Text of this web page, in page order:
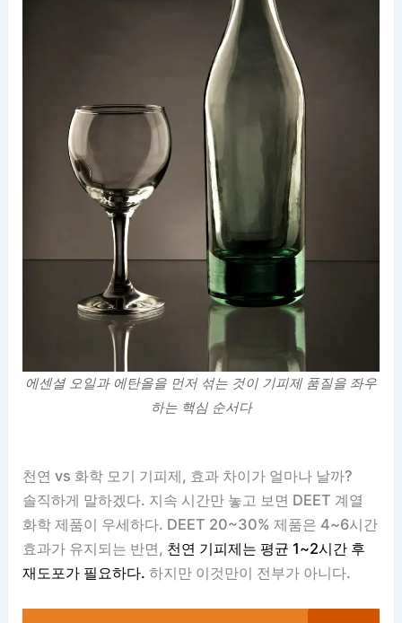
에센셜 오일과 에탄올을 먼저 섞는 것이 기피제 품질을 좌우
하는 핵심 순서다
천연 vs 화학 모기 기피제, 효과 차이가 얼마나 날까?
솔직하게 말하겠다. 지속 시간만 놓고 보면 DEET 계열
화학 제품이 우세하다. DEET 20~30% 제품은 4~6시간
효과가 유지되는 반면, 천연 기피제는 평균 1~2시간 후
재도포가 필요하다. 하지만 이것만이 전부가 아니다.